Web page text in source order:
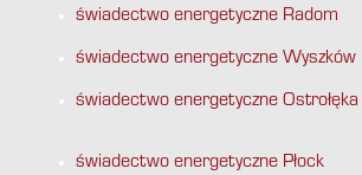
świadectwo energetyczne Radom
świadectwo energetyczne Wyszków
świadectwo energetyczne Ostrołęka
świadectwo energetyczne Płock